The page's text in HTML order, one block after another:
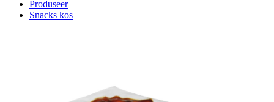
Produseer
Snacks kos